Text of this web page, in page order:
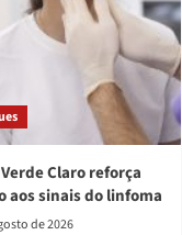
Claro reforça
aos sinais do linfoma
de 2026